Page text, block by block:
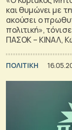
και θυμώνει με
ακούσει ο
πολιτική»,
ΠΑΣΟΚ – ΚΙΝΑΛ,
ΠΟΛΙΤΙΚΗ